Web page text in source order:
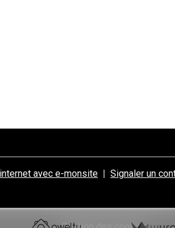
avec e-monsite Signaler un